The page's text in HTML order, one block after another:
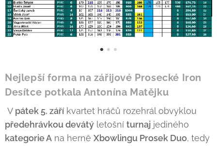
Nejlepší forma na zářijové Prosecké Iron
Desítce potkala Antonína Matějku
V pátek 5. září kvartet hráčů rozehrál obvyklou
předehrávkou devátý letošní turnaj jediného
kategorie A na herně Xbowlingu Prosek Duo, tedy